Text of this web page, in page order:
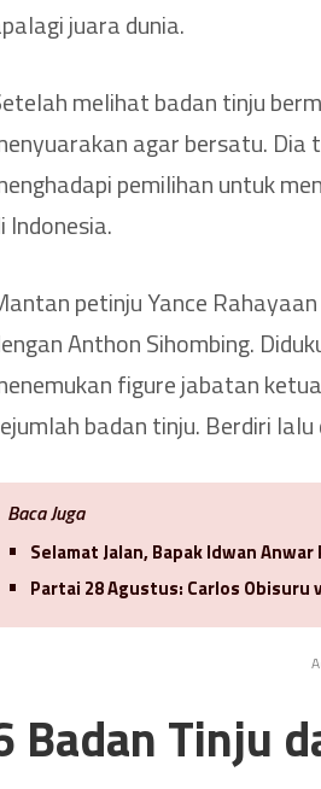
juara dunia.
melihat badan tinju
agar bersatu. Dia
pemilihan untuk
Indonesia.
petinju Yance
Anthon Sihombing.
figure jabatan
badan tinju. Berdiri
Baca Juga
Selamat Jalan, Bapak Idwan Anwar
Partai 28 Agustus: Carlos Obisuru
Badan Tinju